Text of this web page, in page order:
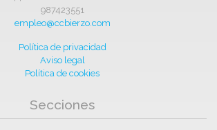
987423551
empleo@ccbierzo.com
Política de privacidad
Aviso legal
Política de cookies
Secciones